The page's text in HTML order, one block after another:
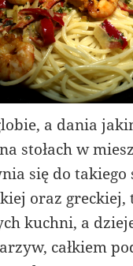
a dania
stołach w
się do
oraz
kuchni, a
całkiem